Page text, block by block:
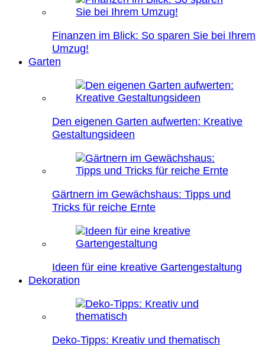
Finanzen im Blick: So sparen Sie bei Ihrem
Umzug!
Garten
Den eigenen Garten aufwerten: Kreative
Gestaltungsideen
Gärtnern im Gewächshaus: Tipps und
Tricks für reiche Ernte
Ideen für eine kreative Gartengestaltung
Dekoration
Deko-Tipps: Kreativ und thematisch